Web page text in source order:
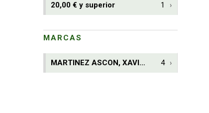
20,00 € y superior 1
MARCAS
MARTINEZ ASCON, XAVIER 4